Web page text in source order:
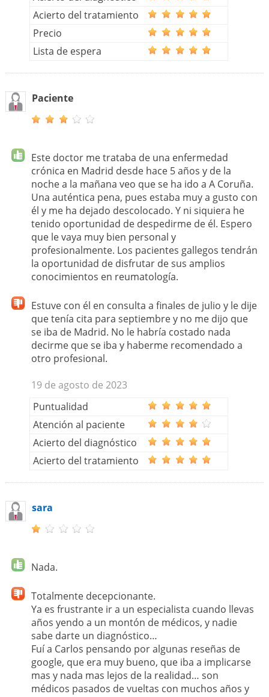
Acierto del tratamiento
Precio
Lista de espera
Paciente
Este doctor me trataba de una enfermedad
crónica en Madrid desde hace 5 años y de la
noche a la mañana veo que se ha ido a A Coruña.
Una auténtica pena, pues estaba muy a gusto con
él y me ha dejado descolocado. Y ni siquiera he
tenido oportunidad de despedirme de él. Espero
que le vaya muy bien personal y
profesionalmente. Los pacientes gallegos tendrán
la oportunidad de disfrutar de sus amplios
conocimientos en reumatología.
Estuve con él en consulta a finales de julio y le dije
que tenía cita para septiembre y no me dijo que
se iba de Madrid. No le habría costado nada
decirme que se iba y haberme recomendado a
otro profesional.
19 de agosto de 2023
Puntualidad
Atención al paciente
Acierto del diagnóstico
Acierto del tratamiento
sara
Nada.
Totalmente decepcionante.
Ya es frustrante ir a un especialista cuando llevas
años yendo a un montón de médicos, y nadie
sabe darte un diagnóstico…
Fuí a Carlos pensando por algunas reseñas de
google, que era muy bueno, que iba a implicarse
mas y nada mas lejos de la realidad… son
médicos pasados de vueltas con muchos años y